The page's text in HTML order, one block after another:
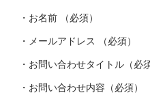
・お名前 （必須）
・メールアドレス （必須）
・お問い合わせタイトル（必
・お問い合わせ内容（必須）